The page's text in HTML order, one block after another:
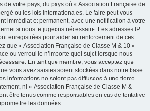
de votre pays, du pays où « Association Française de
ou les lois internationales. Le faire peut vous
immédiat et permanent, avec une notification à votre
si nous le jugeons nécessaire. Les adresses IP
enregistrées pour aider au renforcement de ces
que « Association Française de Classe M & 10 »
ou verrouille n’importe quel sujet lorsque nous
En tant que membre, vous acceptez que
vous avez saisies soient stockées dans notre base
informations ne soient pas diffusées à une tierce
ni « Association Française de Classe M &
être tenus comme responsables en cas de tentative
les données.